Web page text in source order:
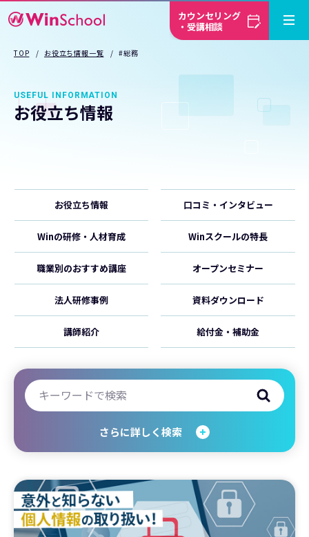
カウンセリング
・受講相談
TOP お役立ち情報一覧 #総務
USEFUL INFORMATION
お役立ち情報
お役立ち情報 口コミ・インタビュー
Winの研修・人材育成 Winスクールの特長
職業別のおすすめ講座 オープンセミナー
法人研修事例 資料ダウンロード
講師紹介 給付金・補助金
さらに詳しく検索